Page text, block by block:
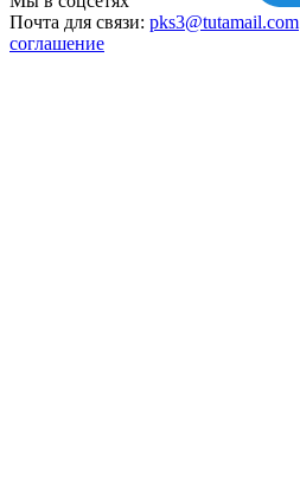
Почта для связи: pks3@tutamail.com
соглашение